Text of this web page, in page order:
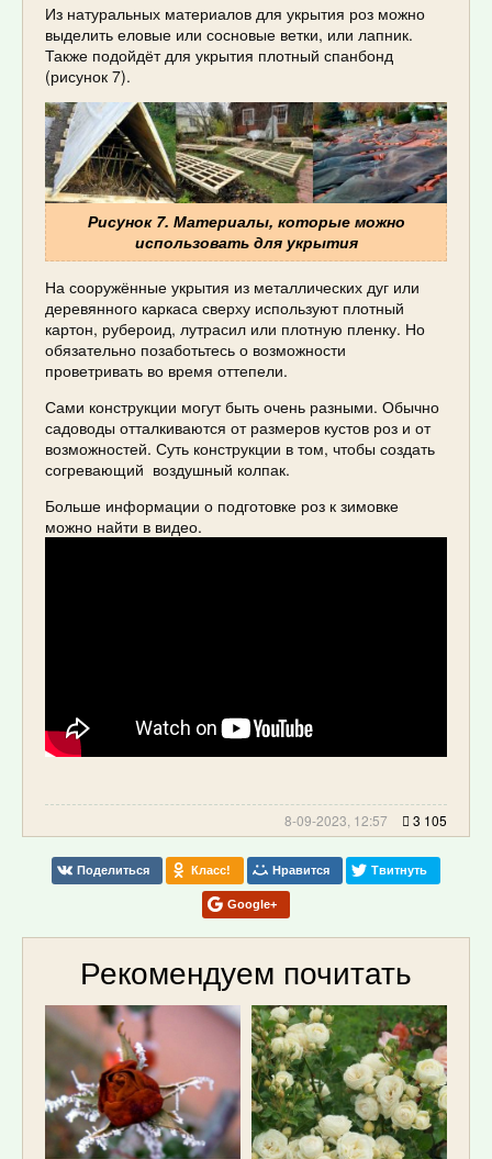
Из натуральных материалов для укрытия роз можно
выделить еловые или сосновые ветки, или лапник.
Также подойдёт для укрытия плотный спанбонд
(рисунок 7).
Рисунок 7. Материалы, которые можно
использовать для укрытия
На сооружённые укрытия из металлических дуг или
деревянного каркаса сверху используют плотный
картон, рубероид, лутрасил или плотную пленку. Но
обязательно позаботьтесь о возможности
проветривать во время оттепели.
Сами конструкции могут быть очень разными. Обычно
садоводы отталкиваются от размеров кустов роз и от
возможностей. Суть конструкции в том, чтобы создать
согревающий воздушный колпак.
Больше информации о подготовке роз к зимовке
можно найти в видео.
8-09-2023, 12:57 3 105
Поделиться Класс! Нравится Твитнуть
Google+
Рекомендуем почитать